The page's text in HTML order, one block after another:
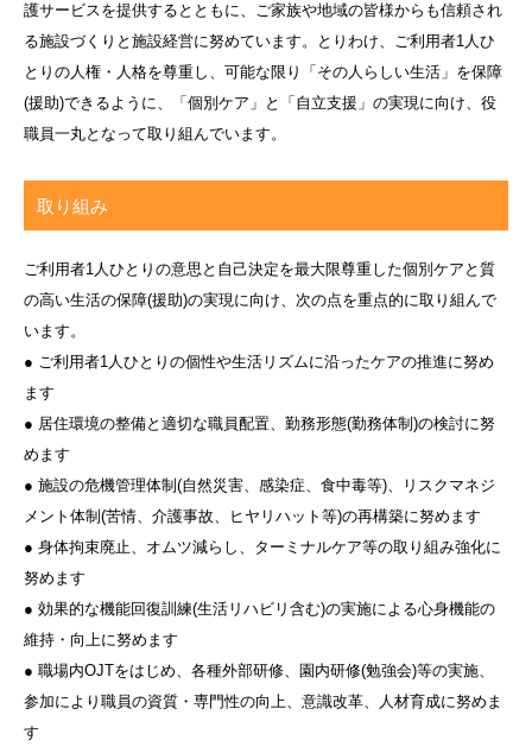
護サービスを提供するとともに、ご家族や地域の皆様からも信頼され
る施設づくりと施設経営に努めています。とりわけ、ご利用者1人ひ
とりの人権・人格を尊重し、可能な限り「その人らしい生活」を保障
(援助)できるように、「個別ケア」と「自立支援」の実現に向け、役
職員一丸となって取り組んでいます。
取り組み
ご利用者1人ひとりの意思と自己決定を最大限尊重した個別ケアと質
の高い生活の保障(援助)の実現に向け、次の点を重点的に取り組んで
います。
● ご利用者1人ひとりの個性や生活リズムに沿ったケアの推進に努め
ます
● 居住環境の整備と適切な職員配置、勤務形態(勤務体制)の検討に努
めます
● 施設の危機管理体制(自然災害、感染症、食中毒等)、リスクマネジ
メント体制(苦情、介護事故、ヒヤリハット等)の再構築に努めます
● 身体拘束廃止、オムツ減らし、ターミナルケア等の取り組み強化に
努めます
● 効果的な機能回復訓練(生活リハビリ含む)の実施による心身機能の
維持・向上に努めます
● 職場内OJTをはじめ、各種外部研修、園内研修(勉強会)等の実施、
参加により職員の資質・専門性の向上、意識改革、人材育成に努めま
す